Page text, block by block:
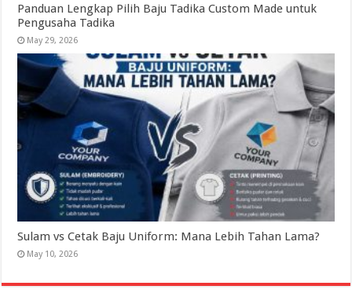
Panduan Lengkap Pilih Baju Tadika Custom Made untuk
Pengusaha Tadika
May 29, 2026
Sulam vs Cetak Baju Uniform: Mana Lebih Tahan Lama?
May 10, 2026